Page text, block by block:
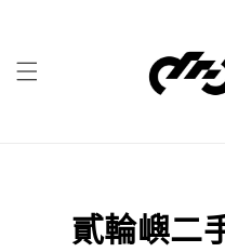
貳輪嶼二